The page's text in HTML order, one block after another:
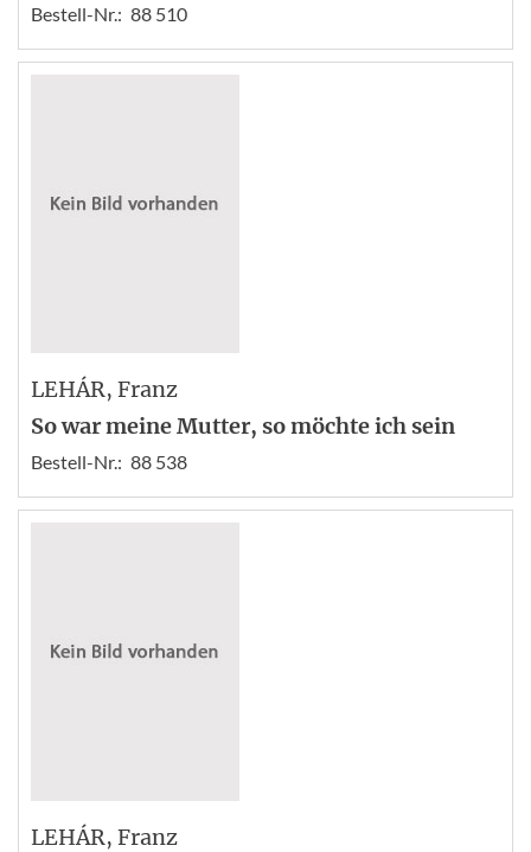
Bestell-Nr.: 88 510
LEHÁR, Franz
So war meine Mutter, so möchte ich sein
Bestell-Nr.: 88 538
LEHÁR, Franz